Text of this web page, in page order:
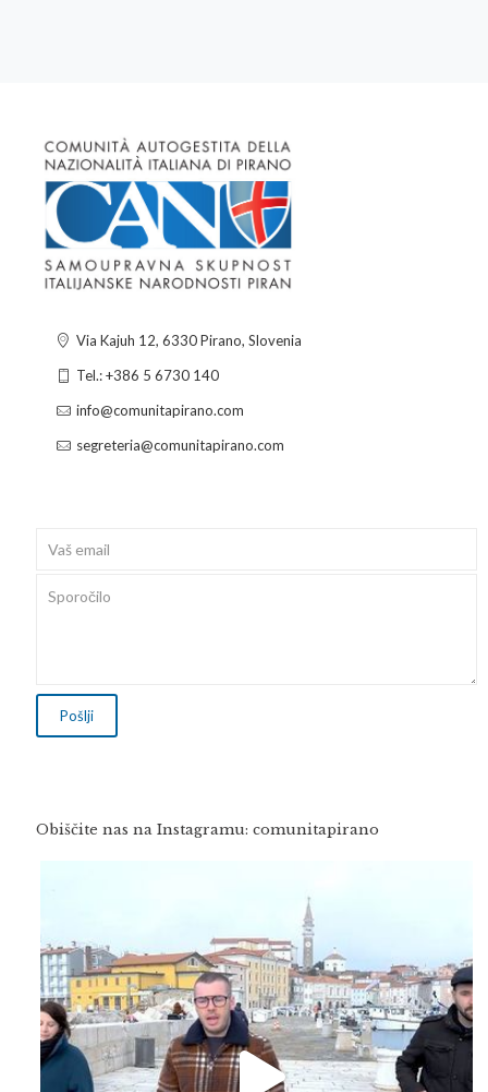
Via Kajuh 12, 6330 Pirano, Slovenia
Tel.: +386 5 6730 140
info@comunitapirano.com
segreteria@comunitapirano.com
Obiščite nas na Instagramu: comunitapirano